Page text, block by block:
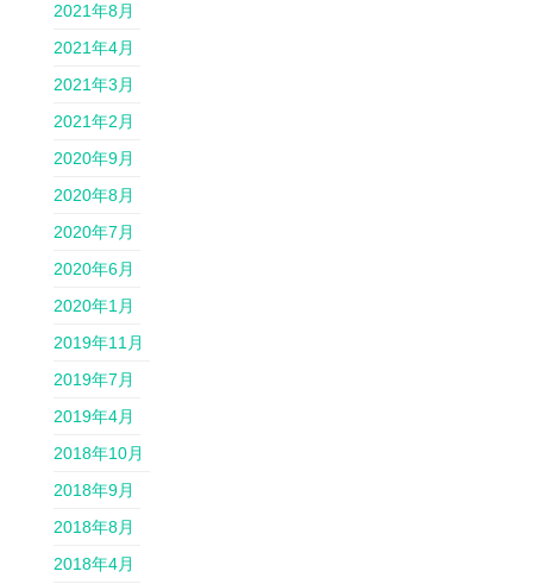
2021年8月
2021年4月
2021年3月
2021年2月
2020年9月
2020年8月
2020年7月
2020年6月
2020年1月
2019年11月
2019年7月
2019年4月
2018年10月
2018年9月
2018年8月
2018年4月